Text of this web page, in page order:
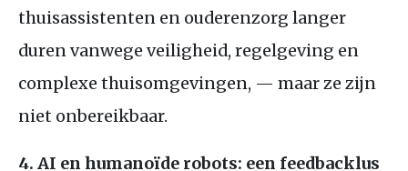
thuisassistenten en ouderenzorg langer
duren vanwege veiligheid, regelgeving en
complexe thuisomgevingen, — maar ze zijn
niet onbereikbaar.
4. AI en humanoïde robots: een feedbacklus